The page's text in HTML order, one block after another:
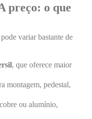
preço: o que
pode variar bastante de
, que oferece maior
montagem, pedestal,
ou alumínio,